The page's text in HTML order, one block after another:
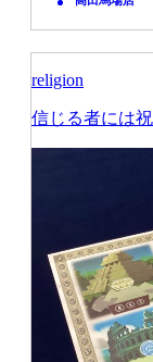
religion
信じる者には